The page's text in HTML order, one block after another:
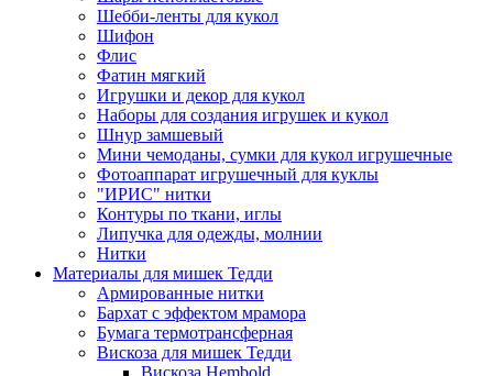
Шебби-ленты для кукол
Шифон
Флис
Фатин мягкий
Игрушки и декор для кукол
Наборы для создания игрушек и кукол
Шнур замшевый
Мини чемоданы, сумки для кукол игрушечные
Фотоаппарат игрушечный для куклы
"ИРИС" нитки
Контуры по ткани, иглы
Липучка для одежды, молнии
Нитки
Материалы для мишек Тедди
Армированные нитки
Бархат с эффектом мрамора
Бумага термотрансферная
Вискоза для мишек Тедди
Вискоза Hembold